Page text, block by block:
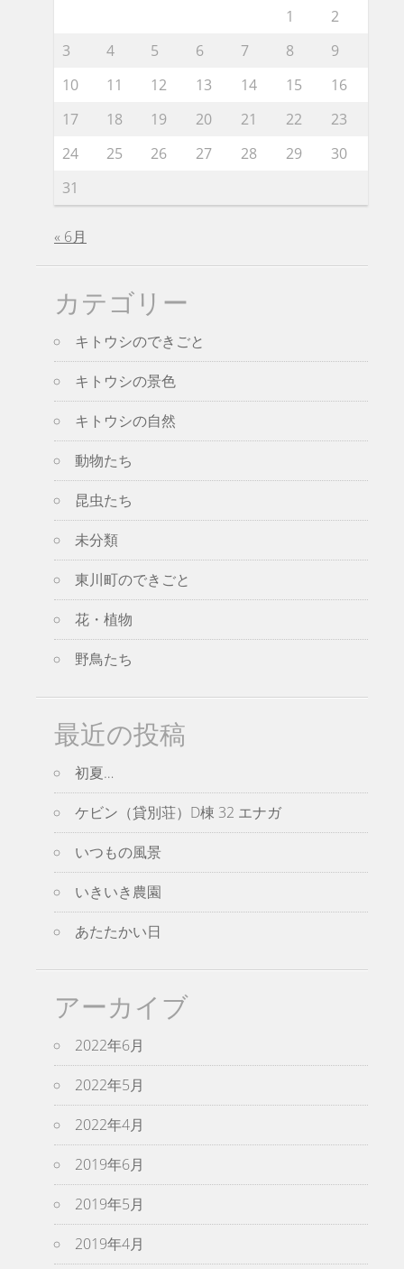
1
2
3
4 5 6 7 8
9
10
11 12 13 14 15
16
17
18 19 20 21 22
23
24
25 26 27 28 29
30
31
« 6月
カテゴリー
キトウシのできごと
キトウシの景色
キトウシの自然
動物たち
昆虫たち
未分類
東川町のできごと
花・植物
野鳥たち
最近の投稿
初夏…
ケビン（貸別荘）D棟 32 エナガ
いつもの風景
いきいき農園
あたたかい日
アーカイブ
2022年6月
2022年5月
2022年4月
2019年6月
2019年5月
2019年4月